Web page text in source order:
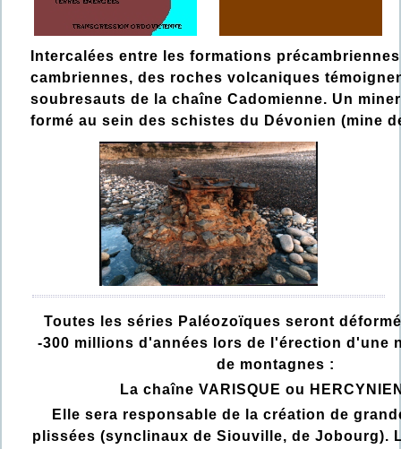
Intercalées entre les formations
cambriennes, des roches volcaniques
soubresauts de la chaîne Cadomienne. Un
formé au sein des schistes du Dévonien (mine
Toutes les séries Paléozoïques seront
-300 millions d'années lors de l'érection d'une
de montagnes :
La chaîne VARISQUE ou
Elle sera responsable de la création de
plissées (synclinaux de Siouville, de Jobourg).